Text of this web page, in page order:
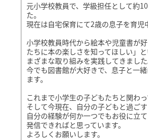
元小学校教員で、学級担任として約
た。
現在は自宅保育にて2歳の息子を育児
小学校教員時代から絵本や児童書が
たちに本の楽しさを知ってほしい」
まざまな取り組みを実践してきました
今でも図書館が大好きで、息子と一
ます。
これまで小学生の子どもたちと関わっ
そして今現在、自分の子どもと過ごす
自分の経験が何か一つでもお役に立
発信できればと思っています。
よろしくお願いします。